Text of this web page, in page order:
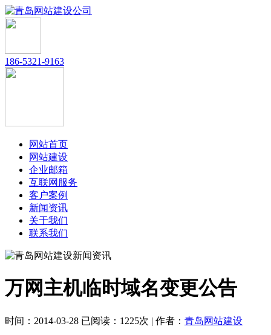
186-5321-9163
网站首页
网站建设
企业邮箱
互联网服务
客户案例
新闻资讯
关于我们
联系我们
万网主机临时域名变更公告
时间：2014-03-28 已阅读：1225次 | 作者： 青岛网站建设